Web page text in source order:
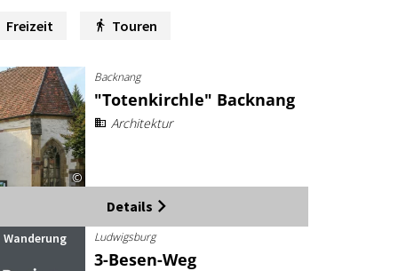
Freizeit Touren
©
Backnang
"Totenkirchle" Backnang
Architektur
Details
Wanderung Ludwigsburg
3-Besen-Weg